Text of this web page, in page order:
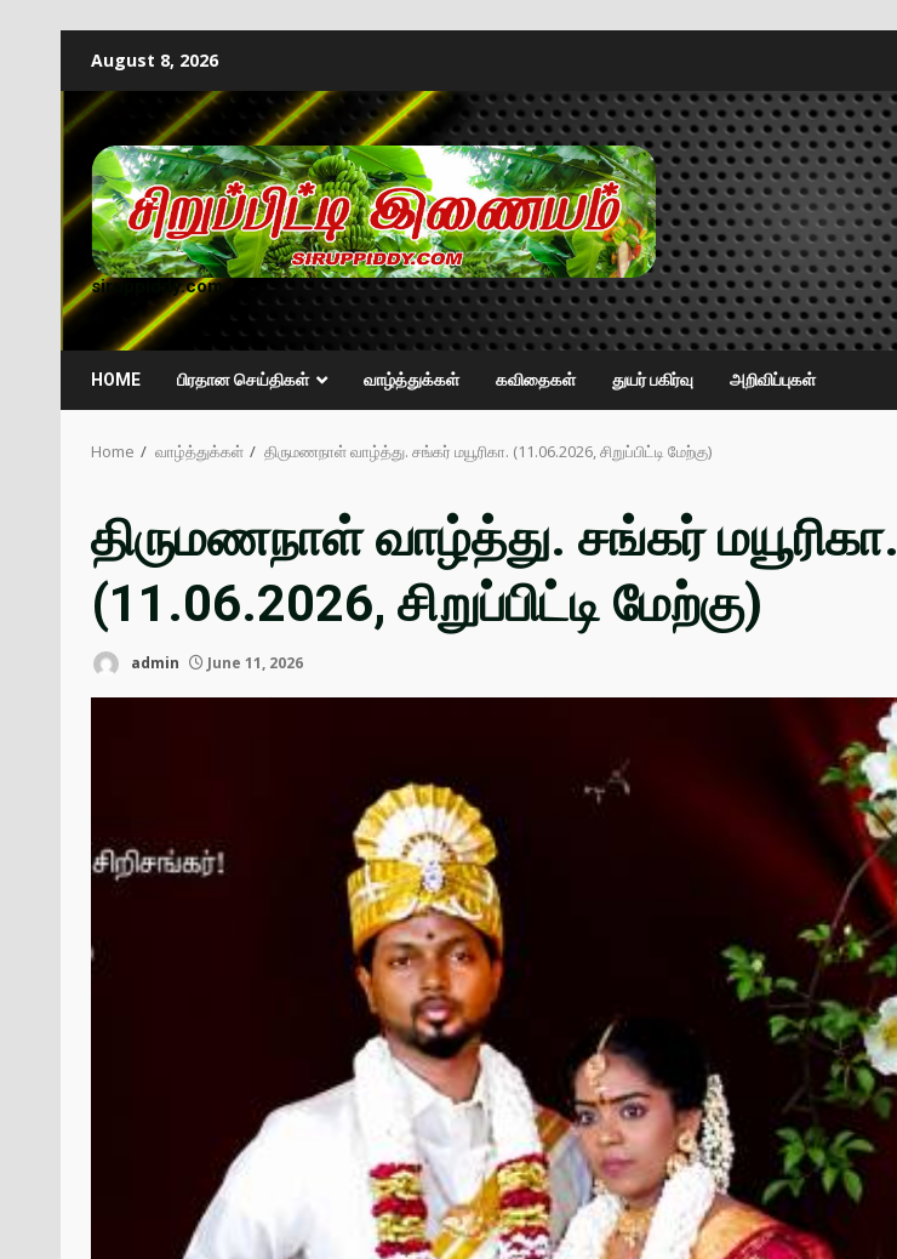
August 8, 2026
siruppiddy.com
HOME பிரதான செய்திகள் வாழ்த்துக்கள் கவிதைகள் துயர் பகிர்வு அறிவிப்புகள்
Home வாழ்த்துக்கள் திருமணநாள் வாழ்த்து. சங்கர் மயூரிகா. (11.06.2026, சிறுப்பிட்டி மேற்கு)
திருமணநாள் வாழ்த்து. சங்கர் மயூரிகா.
(11.06.2026, சிறுப்பிட்டி மேற்கு)
admin June 11, 2026